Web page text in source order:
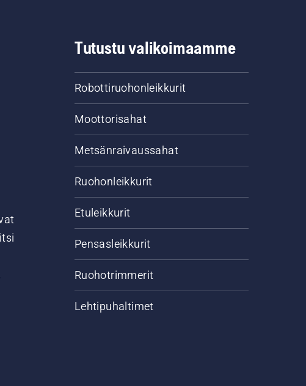
Tutustu valikoimaamme
Robottiruohonleikkurit
Moottorisahat
Metsänraivaussahat
Ruohonleikkurit
Etuleikkurit
Pensasleikkurit
Ruohotrimmerit
Lehtipuhaltimet